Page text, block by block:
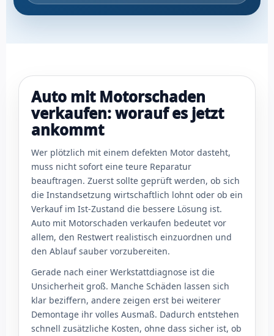
Auto mit Motorschaden
verkaufen: worauf es jetzt
ankommt
Wer plötzlich mit einem defekten Motor dasteht,
muss nicht sofort eine teure Reparatur
beauftragen. Zuerst sollte geprüft werden, ob sich
die Instandsetzung wirtschaftlich lohnt oder ob ein
Verkauf im Ist-Zustand die bessere Lösung ist.
Auto mit Motorschaden verkaufen bedeutet vor
allem, den Restwert realistisch einzuordnen und
den Ablauf sauber vorzubereiten.
Gerade nach einer Werkstattdiagnose ist die
Unsicherheit groß. Manche Schäden lassen sich
klar beziffern, andere zeigen erst bei weiterer
Demontage ihr volles Ausmaß. Dadurch entstehen
schnell zusätzliche Kosten, ohne dass sicher ist, ob